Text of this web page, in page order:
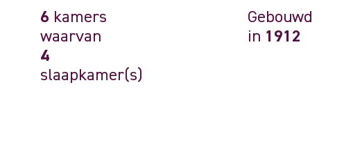
6 kamers
waarvan
4
slaapkamer(s)
Gebouwd
in 1912